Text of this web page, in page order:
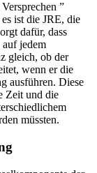
”
ist die JRE, die
dafür, dass
auf jedem
gleich, ob der
wenn er die
ausführen. Diese
Zeit und die
müssten.